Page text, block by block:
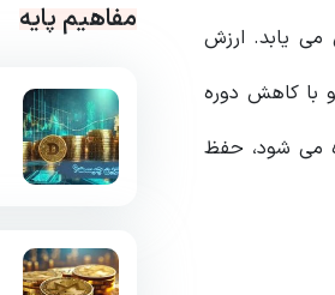
می یابد. ارزش
با کاهش دوره
می شود، حفظ
مفاهیم پایه